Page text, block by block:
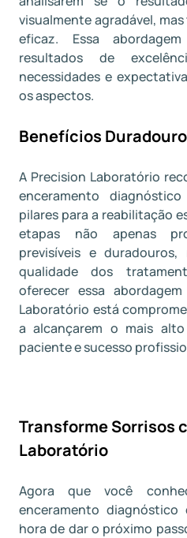
visualmente agradável,
eficaz. Essa
resultados de
necessidades e
os aspectos.
Benefícios
A Precision Laboratório
enceramento
pilares para a reabilitação
etapas não apenas
previsíveis e
qualidade dos
oferecer essa
Laboratório está
a alcançarem o mais
paciente e sucesso
Transforme Sorrisos
Laboratório
Agora que você
enceramento
hora de dar o próximo